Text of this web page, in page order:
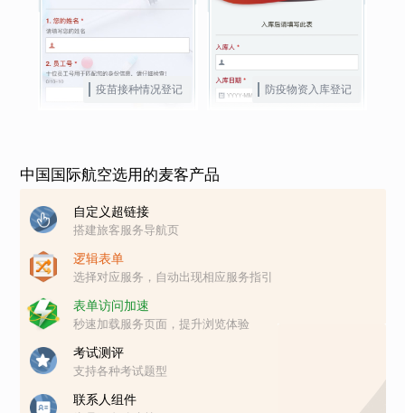
疫苗接种情况登记 防疫物资入库登记
中国国际航空选用的麦客产品
自定义超链接
搭建旅客服务导航页
逻辑表单
选择对应服务，自动出现相应服务指引
表单访问加速
秒速加载服务页面，提升浏览体验
考试测评
支持各种考试题型
联系人组件